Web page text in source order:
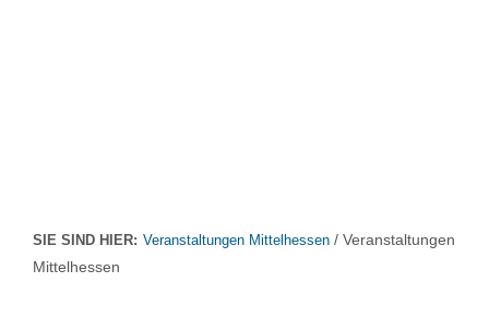
SIE SIND HIER: Veranstaltungen Mittelhessen / Veranstaltungen
Mittelhessen